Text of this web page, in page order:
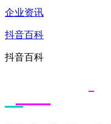
企业资讯
抖音百科
抖音百科